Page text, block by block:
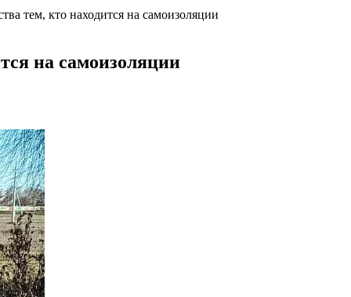
тем, кто находится на самоизоляции
на самоизоляции